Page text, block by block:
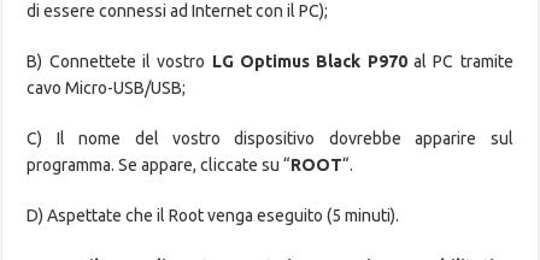
di essere connessi ad Internet con il PC);
B) Connettete il vostro LG Optimus Black P970al PC tramite
cavo Micro-USB/USB;
C) Il nome del vostro dispositivo dovrebbe apparire sul
programma. Se appare, cliccate su “ROOT“.
D) Aspettate che il Root venga eseguito (5 minuti).